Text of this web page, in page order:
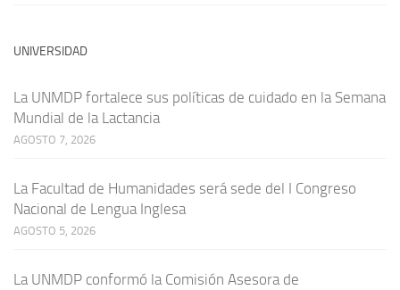
UNIVERSIDAD
La UNMDP fortalece sus políticas de cuidado en la Semana
Mundial de la Lactancia
AGOSTO 7, 2026
La Facultad de Humanidades será sede del I Congreso
Nacional de Lengua Inglesa
AGOSTO 5, 2026
La UNMDP conformó la Comisión Asesora de